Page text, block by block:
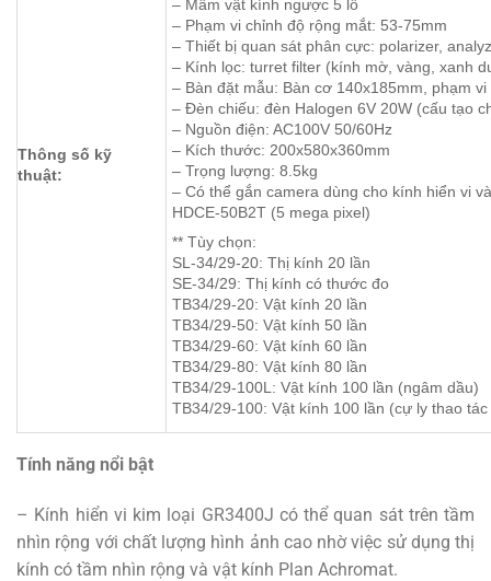
Thông số kỹ
thuật:
– Mâm vật kính ngược 5 lỗ
– Phạm vi chỉnh độ rộng mắt: 53-75mm
– Thiết bị quan sát phân cực: polarizer,
– Kính lọc: turret filter (kính mờ, vàng, xanh
– Bàn đặt mẫu: Bàn cơ 140x185mm, phạm
– Đèn chiếu: đèn Halogen 6V 20W (cấu tạo
– Nguồn điện: AC100V 50/60Hz
– Kích thước: 200x580x360mm
– Trọng lượng: 8.5kg
– Có thể gắn camera dùng cho kính hiển vi
HDCE-50B2T (5 mega pixel)
** Tùy chọn:
SL-34/29-20: Thị kính 20 lần
SE-34/29: Thị kính có thước đo
TB34/29-20: Vật kính 20 lần
TB34/29-50: Vật kính 50 lần
TB34/29-60: Vật kính 60 lần
TB34/29-80: Vật kính 80 lần
TB34/29-100L: Vật kính 100 lần (ngâm dầu)
TB34/29-100: Vật kính 100 lần (cự ly thao tác
Tính năng nổi bật
– Kính hiển vi kim loại GR3400J có thể quan sát trên tầm
nhìn rộng với chất lượng hình ảnh cao nhờ việc sử dụng thị
kính có tầm nhìn rộng và vật kính Plan Achromat.